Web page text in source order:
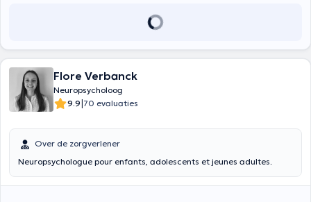
Flore Verbanck
Neuropsycholoog
9.9|70 evaluaties
Over de zorgverlener
Neuropsychologue pour enfants, adolescents et jeunes adultes.